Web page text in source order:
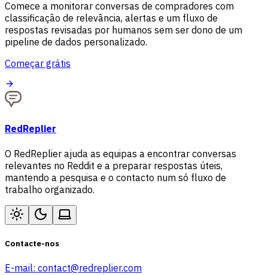
Comece a monitorar conversas de compradores com
classificação de relevância, alertas e um fluxo de
respostas revisadas por humanos sem ser dono de um
pipeline de dados personalizado.
Começar grátis
RedReplier
O RedReplier ajuda as equipas a encontrar conversas
relevantes no Reddit e a preparar respostas úteis,
mantendo a pesquisa e o contacto num só fluxo de
trabalho organizado.
Contacte-nos
E-mail: contact@redreplier.com